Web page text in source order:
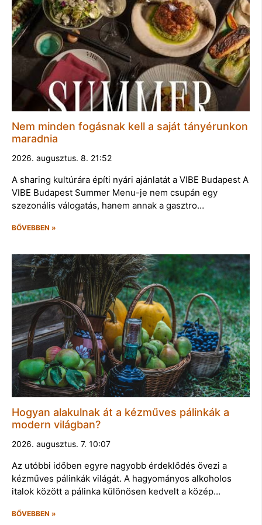
Nem minden fogásnak kell a saját tányérunkon
maradnia
2026. augusztus. 8. 21:52
A sharing kultúrára építi nyári ajánlatát a VIBE Budapest A
VIBE Budapest Summer Menu-je nem csupán egy
szezonális válogatás, hanem annak a gasztro…
BŐVEBBEN »
Hogyan alakulnak át a kézműves pálinkák a
modern világban?
2026. augusztus. 7. 10:07
Az utóbbi időben egyre nagyobb érdeklődés övezi a
kézműves pálinkák világát. A hagyományos alkoholos
italok között a pálinka különösen kedvelt a közép…
BŐVEBBEN »